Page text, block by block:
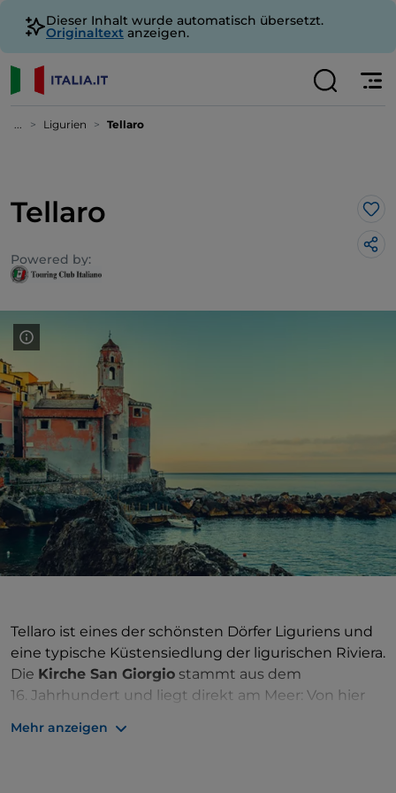
Dieser Inhalt wurde automatisch übersetzt.
Originaltext anzeigen.
... Ligurien Tellaro
Tellaro
Powered by:
Tellaro ist eines der schönsten Dörfer Liguriens und
eine typische Küstensiedlung der ligurischen Riviera.
Die Kirche San Giorgio stammt aus dem
16. Jahrhundert und liegt direkt am Meer: Von hier
Häusern und Klippen vorbeiführt und einen
Mehr anzeigen